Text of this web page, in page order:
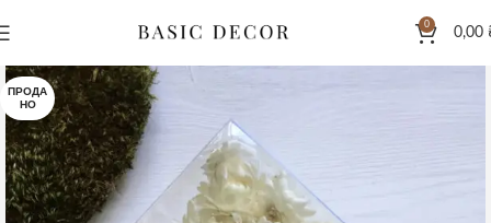
0
0,00
ПРОДА
НО